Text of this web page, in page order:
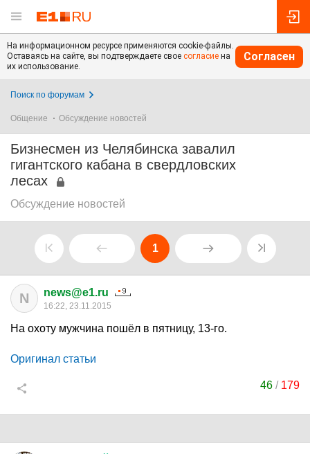
На информационном ресурсе применяются cookie-файлы.
Оставаясь на сайте, вы подтверждаете свое согласие на
их использование.
Согласен
Поиск по форумам
Общение Обсуждение новостей
Бизнесмен из Челябинска завалил
гигантского кабана в свердловских
лесах
Обсуждение новостей
1
N news@e1.ru
16:22, 23.11.2015
На охоту мужчина пошёл в пятницу, 13-го.
Оригинал статьи
46 / 179